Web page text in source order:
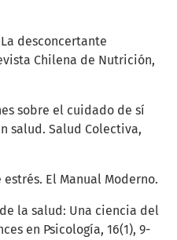
La desconcertante
Chilena de Nutrición,
sobre el cuidado de sí
salud. Salud Colectiva,
estrés. El Manual Moderno.
la salud: Una ciencia del
en Psicología, 16(1), 9-